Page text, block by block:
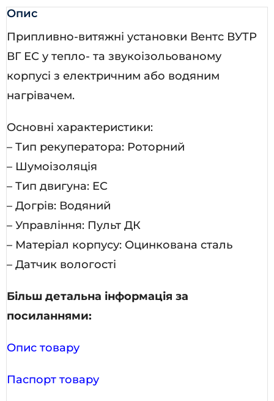
Опис
Припливно-витяжні установки Вентс ВУТР
ВГ ЕС у тепло- та звукоізольованому
корпусі з електричним або водяним
нагрівачем.
Основні характеристики:
– Тип рекуператора: Роторний
– Шумоізоляція
– Тип двигуна: EC
– Догрів: Водяний
– Управління: Пульт ДК
– Матеріал корпусу: Оцинкована сталь
– Датчик вологості
Більш детальна інформація за
посиланнями:
Опис товару
Паспорт товару